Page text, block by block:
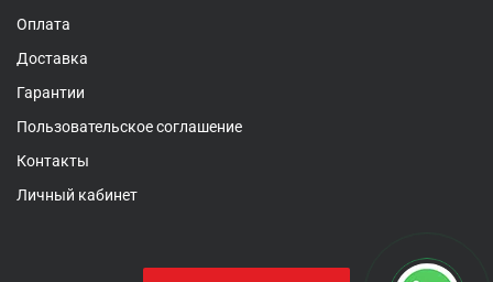
Оплата
Доставка
Гарантии
Пользовательское соглашение
Контакты
Личный кабинет